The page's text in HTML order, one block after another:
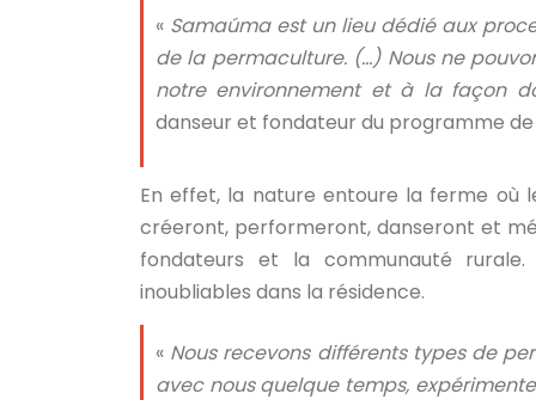
« Samaúma est un lieu dédié aux
de la permaculture. (…) Nous ne
notre environnement et à la façon
danseur et fondateur du programme
En effet, la nature entoure la ferme où
créeront, performeront, danseront et
fondateurs et la communauté
inoubliables dans la résidence.
« Nous recevons différents types de
avec nous quelque temps,